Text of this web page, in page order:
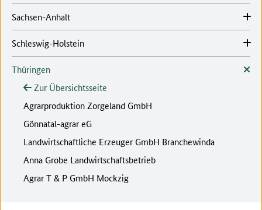
Sachsen-Anhalt
Schleswig-Holstein
Thüringen
Zur Übersichtsseite
Agrarproduktion Zorgeland GmbH
Gönnatal-agrar eG
Landwirtschaftliche Erzeuger GmbH Branchewinda
Anna Grobe Landwirtschaftsbetrieb
Agrar T & P GmbH Mockzig